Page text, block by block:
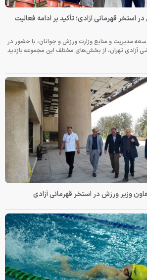
قهرمانی آزادی؛ تأکید بر ادامه فعالیت
مدیریت و منابع وزارت ورزش و جوانان، با حضور در
آزادی تهران، از بخش‌های مختلف این مجموعه بازدید
وزیر ورزش در استخر قهرمانی آزادی